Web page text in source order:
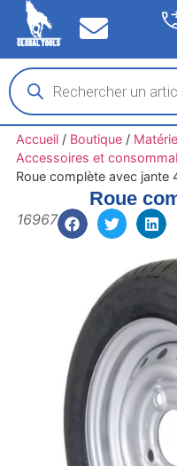
Accueil/ Boutique/
Accessoires et
Roue complète avec jante
Roue
16967